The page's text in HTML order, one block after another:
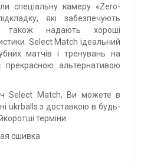
спеціальну камеру «Zero-
які забезпечують
також надають хороші
Select Match ідеальний
матчів і тренувань на
прекрасною альтернативою
Select Match, Ви можете в
ukrballs з доставкою в будь-
терміни.
сшивка